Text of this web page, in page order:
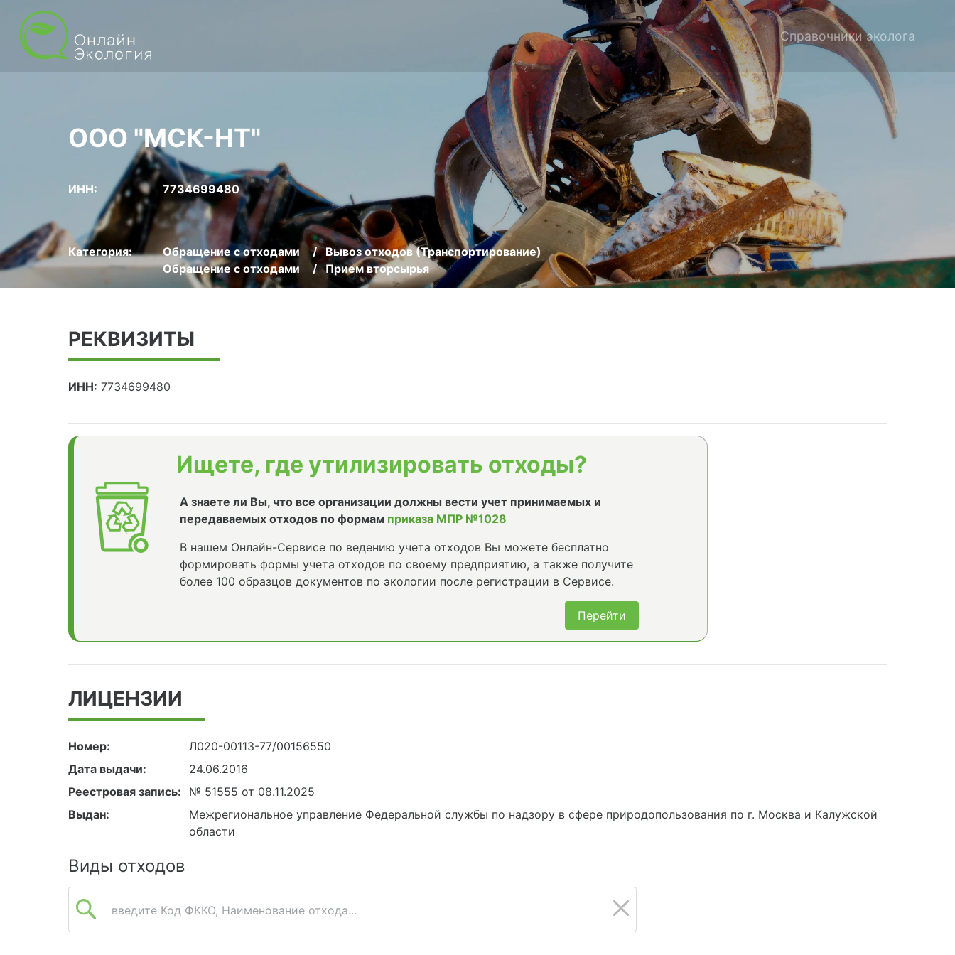
Справочники эколога
ООО "МСК-НТ"
ИНН: 7734699480
Категория: Обращение с отходами
Вывоз отходов (Транспортирование)
Обращение с отходами
Прием вторсырья
РЕКВИЗИТЫ
ИНН: 7734699480
Ищете, где утилизировать отходы?
А знаете ли Вы, что все организации должны вести учет принимаемых и
передаваемых отходов по формам приказа МПР №1028
В нашем Онлайн-Сервисе по ведению учета отходов Вы можете бесплатно
формировать формы учета отходов по своему предприятию, а также получите
более 100 образцов документов по экологии после регистрации в Сервисе.
Перейти
ЛИЦЕНЗИИ
Номер:
Л020-00113-77/00156550
Дата выдачи:
24.06.2016
Реестровая запись:
№ 51555 от 08.11.2025
Выдан:
Межрегиональное управление Федеральной службы по надзору в сфере природопользования по г. Москва и Калужской
области
Виды отходов
введите Код ФККО, Наименование отхода...